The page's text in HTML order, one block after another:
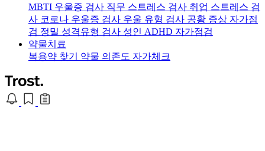
MBTI 우울증 검사 직무 스트레스 검사 취업 스트레스 검
사 코로나 우울증 검사 우울 유형 검사 공황 증상 자가점
검 정밀 성격유형 검사 성인 ADHD 자가점검
약물치료
복용약 찾기 약물 의존도 자가체크